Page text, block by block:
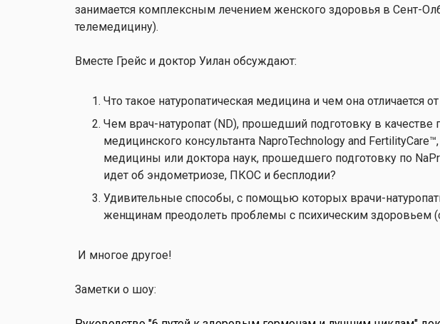
занимается комплексным лечением женского здоровья в Сент-
телемедицину).
Вместе Грейс и доктор Уилан обсуждают:
Что такое натуропатическая медицина и чем она отличается
Чем врач-натуропат (ND), прошедший подготовку в качестве
медицинского консультанта NaproTechnology and FertilityCare™,
медицины или доктора наук, прошедшего подготовку по
идет об эндометриозе, ПКОС и бесплодии?
Удивительные способы, с помощью которых врачи-
женщинам преодолеть проблемы с психическим здоровьем
И многое другое!
Заметки о шоу: